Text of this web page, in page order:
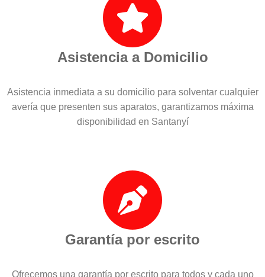
Asistencia a Domicilio
Asistencia inmediata a su domicilio para solventar cualquier
avería que presenten sus aparatos, garantizamos máxima
disponibilidad en Santanyí
Garantía por escrito
Ofrecemos una garantía por escrito para todos y cada uno